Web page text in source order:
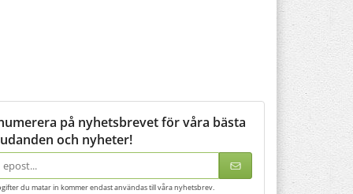
på nyhetsbrevet för våra bästa
och nyheter!
du matar in kommer endast användas till våra nyhetsbrev.